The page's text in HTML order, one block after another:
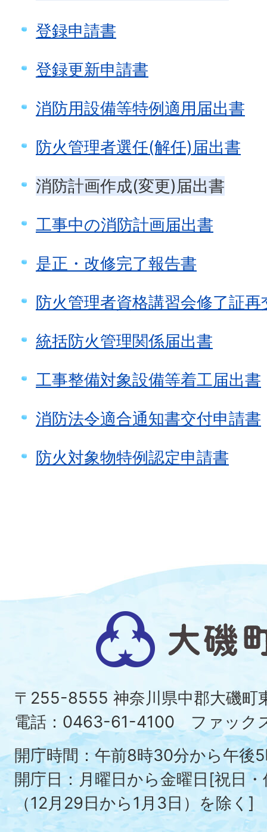
登録申請書
登録更新申請書
消防用設備等特例適用届出書
防火管理者選任(解任)届出書
消防計画作成(変更)届出書
工事中の消防計画届出書
是正・改修完了報告書
防火管理者資格講習会修了証再
統括防火管理関係届出書
工事整備対象設備等着工届出書
消防法令適合通知書交付申請書
防火対象物特例認定申請書
大
磯
町
〒255-8555 神奈川県中郡大磯
電話：0463-61-4100 ファック
開庁時間：午前8時30分から午後
開庁日：月曜日から金曜日[祝日
（12月29日から1月3日）を除く]